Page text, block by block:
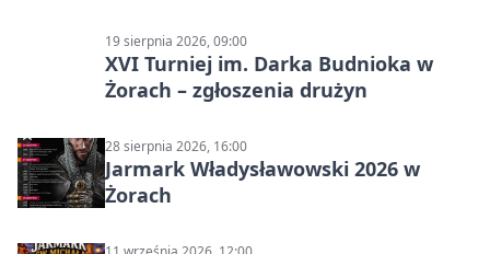
19 sierpnia 2026, 09:00
XVI Turniej im. Darka Budnioka w
Żorach – zgłoszenia drużyn
28 sierpnia 2026, 16:00
Jarmark Władysławowski 2026 w
Żorach